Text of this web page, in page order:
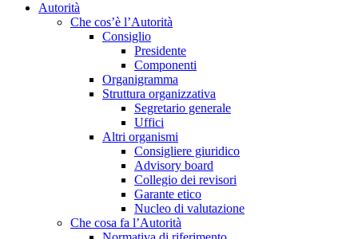
Autorità
Che cos’è l’Autorità
Consiglio
Presidente
Componenti
Organigramma
Struttura organizzativa
Segretario generale
Uffici
Altri organismi
Consigliere giuridico
Advisory board
Collegio dei revisori
Garante etico
Nucleo di valutazione
Che cosa fa l’Autorità